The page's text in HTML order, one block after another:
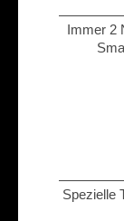
Immer 2
Spezielle